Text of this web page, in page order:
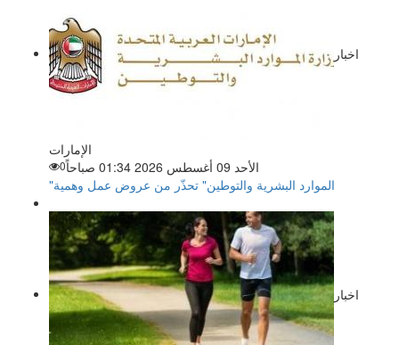
اخبار
الإمارات
الأحد 09 أغسطس 2026 01:34 صباحاً
0
"الموارد البشرية والتوطين" تحذّر من عروض عمل وهمية
اخبار